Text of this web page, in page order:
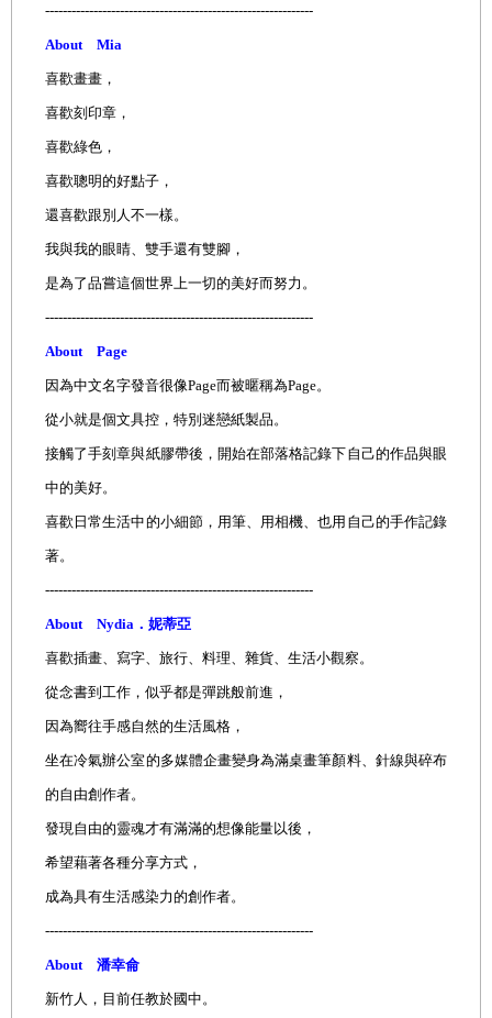
-------------------------------------------------------------
About Mia
喜歡畫畫，
喜歡刻印章，
喜歡綠色，
喜歡聰明的好點子，
還喜歡跟別人不一樣。
我與我的眼睛、雙手還有雙腳，
是為了品嘗這個世界上一切的美好而努力。
-------------------------------------------------------------
About Page
因為中文名字發音很像Page而被暱稱為Page。
從小就是個文具控，特別迷戀紙製品。
接觸了手刻章與紙膠帶後，開始在部落格記錄下自己的作品與眼
中的美好。
喜歡日常生活中的小細節，用筆、用相機、也用自己的手作記錄
著。
-------------------------------------------------------------
About Nydia．妮蒂亞
喜歡插畫、寫字、旅行、料理、雜貨、生活小觀察。
從念書到工作，似乎都是彈跳般前進，
因為嚮往手感自然的生活風格，
坐在冷氣辦公室的多媒體企畫變身為滿桌畫筆顏料、針線與碎布
的自由創作者。
發現自由的靈魂才有滿滿的想像能量以後，
希望藉著各種分享方式，
成為具有生活感染力的創作者。
-------------------------------------------------------------
About 潘幸侖
新竹人，目前任教於國中。